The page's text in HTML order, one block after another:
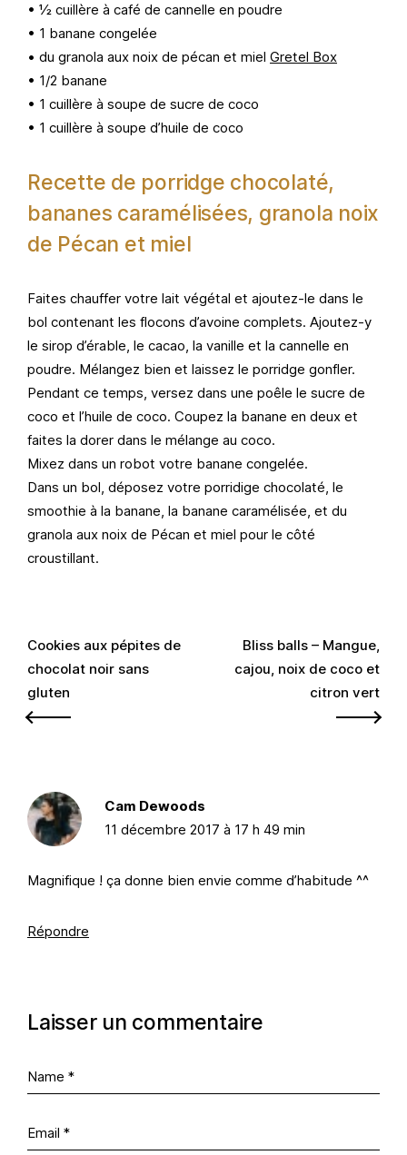
• ½ cuillère à café de cannelle en poudre
• 1 banane congelée
• du granola aux noix de pécan et miel Gretel Box
• 1/2 banane
• 1 cuillère à soupe de sucre de coco
• 1 cuillère à soupe d’huile de coco
Recette de porridge chocolaté,
bananes caramélisées, granola noix
de Pécan et miel
Faites chauffer votre lait végétal et ajoutez-le dans le
bol contenant les flocons d’avoine complets. Ajoutez-y
le sirop d’érable, le cacao, la vanille et la cannelle en
poudre. Mélangez bien et laissez le porridge gonfler.
Pendant ce temps, versez dans une poêle le sucre de
coco et l’huile de coco. Coupez la banane en deux et
faites la dorer dans le mélange au coco.
Mixez dans un robot votre banane congelée.
Dans un bol, déposez votre porridige chocolaté, le
smoothie à la banane, la banane caramélisée, et du
granola aux noix de Pécan et miel pour le côté
croustillant.
Navigation
de
l’article
Cookies aux pépites de
chocolat noir sans
gluten
Bliss balls – Mangue,
cajou, noix de coco et
citron vert
Cam Dewoods
11 décembre 2017 à 17 h 49 min
Magnifique ! ça donne bien envie comme d’habitude ^^
Répondre
Laisser un commentaire